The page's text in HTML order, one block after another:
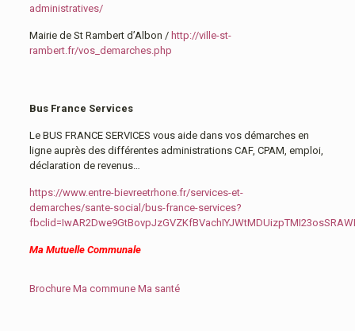
administratives/
Mairie de St Rambert d’Albon / http://ville-st-
rambert.fr/vos_demarches.php
Bus France Services
Le BUS FRANCE SERVICES vous aide dans vos démarches en
ligne auprès des différentes administrations CAF, CPAM, emploi,
déclaration de revenus…
https://www.entre-bievreetrhone.fr/services-et-
demarches/sante-social/bus-france-services?
Ma Mutuelle Communale
Brochure Ma commune Ma santé